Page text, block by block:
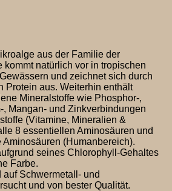
aus der Familie der
kommt natürlich vor in tropischen
und zeichnet sich durch
Protein aus. Weiterhin enthält
Mineralstoffe wie Phosphor-,
, Mangan- und Zinkverbindungen
(Vitamine, Mineralien &
8 essentiellen Aminosäuren und
(Humanbereich).
seines Chlorophyll-Gehaltes
Farbe.
Schwermetall- und
und von bester Qualität.